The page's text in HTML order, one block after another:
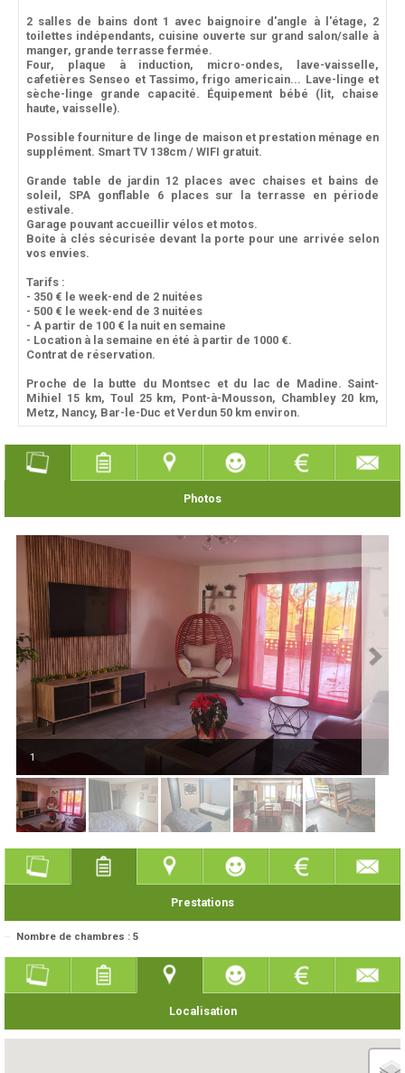
2 salles de bains dont 1 avec baignoire d'angle à l'étage, 2
toilettes indépendants, cuisine ouverte sur grand salon/salle à
manger, grande terrasse fermée.
Four, plaque à induction, micro-ondes, lave-vaisselle,
cafetières Senseo et Tassimo, frigo americain... Lave-linge et
sèche-linge grande capacité. Équipement bébé (lit, chaise
haute, vaisselle).
Possible fourniture de linge de maison et prestation ménage en
supplément. Smart TV 138cm / WIFI gratuit.
Grande table de jardin 12 places avec chaises et bains de
soleil, SPA gonflable 6 places sur la terrasse en période
estivale.
Garage pouvant accueillir vélos et motos.
Boite à clés sécurisée devant la porte pour une arrivée selon
vos envies.
Tarifs :
- 350 € le week-end de 2 nuitées
- 500 € le week-end de 3 nuitées
- A partir de 100 € la nuit en semaine
- Location à la semaine en été à partir de 1000 €.
Contrat de réservation.
Proche de la butte du Montsec et du lac de Madine. Saint-
Mihiel 15 km, Toul 25 km, Pont-à-Mousson, Chambley 20 km,
Metz, Nancy, Bar-le-Duc et Verdun 50 km environ.
Photos
1
Prestations
Nombre de chambres : 5
Localisation